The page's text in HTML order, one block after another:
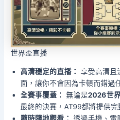
世界盃直播
高清穩定的直播： 享受高清且
面，讓你不會因為卡頓而錯過
全賽事覆蓋： 無論是2026世
最終的決賽，AT99都將提供完